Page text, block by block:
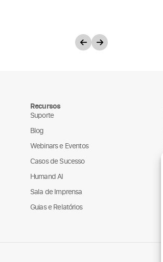
Recursos
Suporte
Blog
Webinars e Eventos
Casos de Sucesso
Humand AI
Sala de Imprensa
Guias e Relatórios